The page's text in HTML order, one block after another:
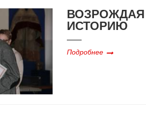
ВОЗРОЖДАЯ
ИСТОРИЮ
Подробнее